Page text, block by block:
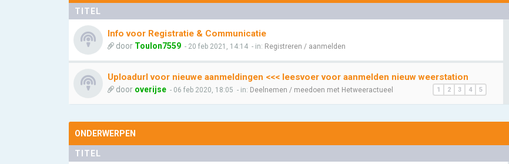
TITEL
Info voor Registratie & Communicatie
door Toulon7559 - 20 feb 2021, 14:14 - in: Registreren / aanmelden
Uploadurl voor nieuwe aanmeldingen <<< leesvoer voor aanmelden nieuw weerstation
1 2 3 4 5
door overijse - 06 feb 2020, 18:05 - in: Deelnemen / meedoen met Hetweeractueel
ONDERWERPEN
TITEL